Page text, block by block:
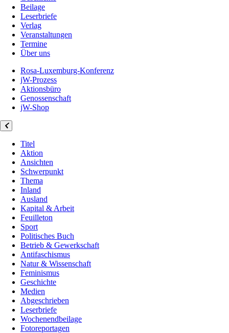
Beilage
Leserbriefe
Verlag
Veranstaltungen
Termine
Über uns
Rosa-Luxemburg-Konferenz
jW-Prozess
Aktionsbüro
Genossenschaft
jW-Shop
Titel
Aktion
Ansichten
Schwerpunkt
Thema
Inland
Ausland
Kapital & Arbeit
Feuilleton
Sport
Politisches Buch
Betrieb & Gewerkschaft
Antifaschismus
Natur & Wissenschaft
Feminismus
Geschichte
Medien
Abgeschrieben
Leserbriefe
Wochenendbeilage
Fotoreportagen